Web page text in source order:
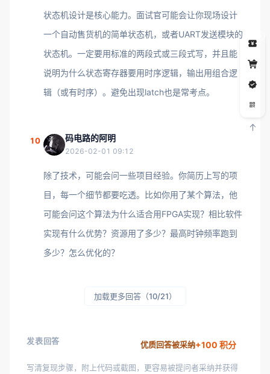
状态机设计是核心能力。面试官可能会让你现场设计
一个自动售货机的简单状态机，或者UART发送模块的
状态机。一定要用标准的两段式或三段式写，并且能
说明为什么状态寄存器要用时序逻辑，输出用组合逻
辑（或有时序）。避免出现latch也是常考点。
10 码电路的阿明
2026-02-01 09:12
除了技术，可能会问一些项目经验。你简历上写的项
目，每一个细节都要吃透。比如你用了某个算法，他
可能会问这个算法为什么适合用FPGA实现？相比软件
实现有什么优势？资源用了多少？最高时钟频率跑到
多少？怎么优化的？
加载更多回答（10/21）
发表回答 优质回答被采纳+100 积分
写清复现步骤，附上代码或截图，更容易被提问者采纳并获得